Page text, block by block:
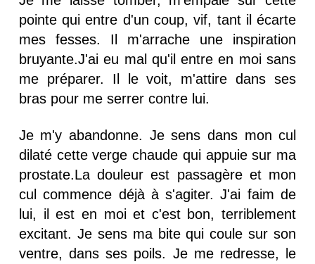
pointe qui entre d'un coup, vif, tant il écarte
mes fesses. Il m'arrache une inspiration
bruyante.J'ai eu mal qu'il entre en moi sans
me préparer. Il le voit, m'attire dans ses
bras pour me serrer contre lui.
Je m'y abandonne. Je sens dans mon cul
dilaté cette verge chaude qui appuie sur ma
prostate.La douleur est passagère et mon
cul commence déjà à s'agiter. J'ai faim de
lui, il est en moi et c'est bon, terriblement
excitant. Je sens ma bite qui coule sur son
ventre, dans ses poils. Je me redresse, le